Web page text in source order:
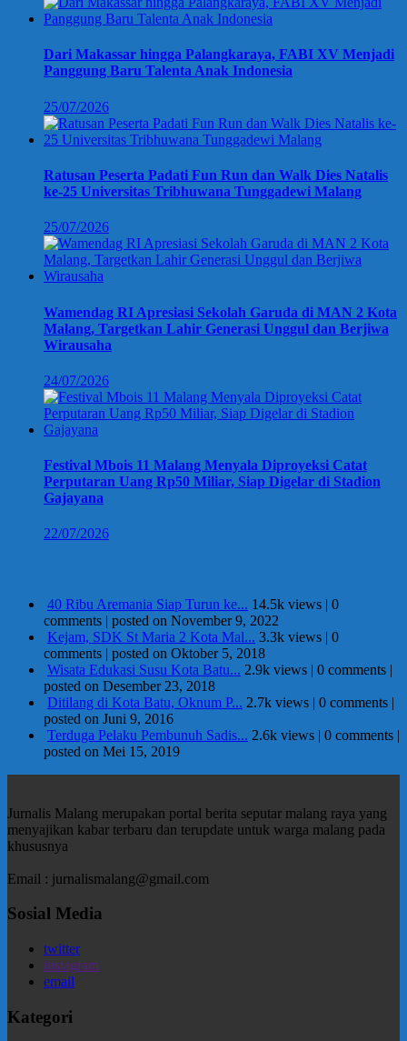
Dari Makassar hingga Palangkaraya, FABI XV Menjadi
Panggung Baru Talenta Anak Indonesia
25/07/2026
Ratusan Peserta Padati Fun Run dan Walk Dies Natalis
ke-25 Universitas Tribhuwana Tunggadewi Malang
25/07/2026
Wamendag RI Apresiasi Sekolah Garuda di MAN 2 Kota
Malang, Targetkan Lahir Generasi Unggul dan Berjiwa
Wirausaha
24/07/2026
Festival Mbois 11 Malang Menyala Diproyeksi Catat
Perputaran Uang Rp50 Miliar, Siap Digelar di Stadion
Gajayana
22/07/2026
40 Ribu Aremania Siap Turun ke... 14.5k views | 0
comments | posted on November 9, 2022
Kejam, SDK St Maria 2 Kota Mal... 3.3k views | 0
comments | posted on Oktober 5, 2018
Wisata Edukasi Susu Kota Batu... 2.9k views | 0 comments |
posted on Desember 23, 2018
Ditilang di Kota Batu, Oknum P... 2.7k views | 0 comments |
posted on Juni 9, 2016
Terduga Pelaku Pembunuh Sadis... 2.6k views | 0 comments |
posted on Mei 15, 2019
Jurnalis Malang merupakan portal berita seputar malang raya yang
menyajikan kabar terbaru dan terupdate untuk warga malang pada
khususnya
Email : jurnalismalang@gmail.com
Sosial Media
twitter
instagram
email
Kategori